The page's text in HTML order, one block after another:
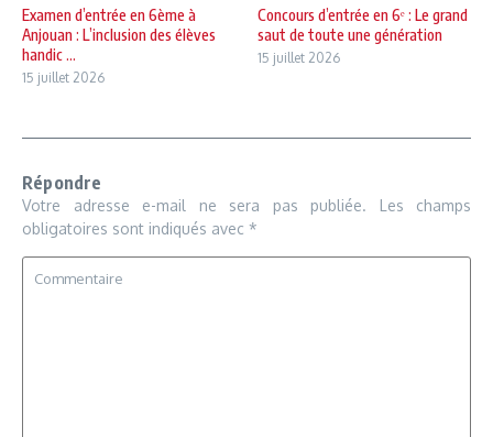
Examen d’entrée en 6ème à
Anjouan : L’inclusion des élèves
handic ...
15 juillet 2026
Concours d’entrée en 6ᵉ : Le grand
saut de toute une génération
15 juillet 2026
Répondre
Votre adresse e-mail ne sera pas publiée.
Les champs
obligatoires sont indiqués avec *